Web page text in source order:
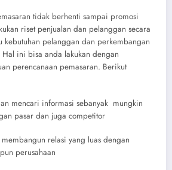
tidak berhenti sampai promosi
riset penjualan dan pelanggan secara
kebutuhan pelanggan dan perkembangan
ini bisa anda lakukan dengan
perencanaan pemasaran. Berikut
mencari informasi sebanyak mungkin
pasar dan juga competitor
relasi yang luas dengan
perusahaan